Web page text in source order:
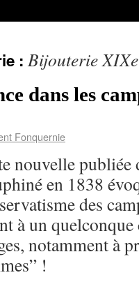
: Bijouterie
dans les
Fonquernie
nouvelle publiée
en 1838
des
à un quelconque
notamment à
!